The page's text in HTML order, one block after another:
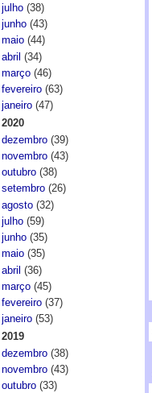
julho(38)
junho(43)
maio(44)
abril (34)
março(46)
fevereiro(63)
janeiro(47)
2020
dezembro(39)
novembro(43)
outubro(38)
setembro(26)
agosto(32)
julho(59)
junho(35)
maio(35)
abril (36)
março(45)
fevereiro(37)
janeiro(53)
2019
dezembro(38)
novembro(43)
outubro(33)